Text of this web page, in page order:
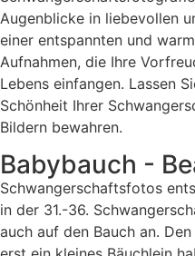
Augenblicke in liebevollen
einer entspannten und
Aufnahmen, die Ihre
Lebens einfangen. Lassen
Schönheit Ihrer
Bildern bewahren.
Babybauch -
Schwangerschaftsfotos
in der 31.-36.
auch auf den Bauch an.